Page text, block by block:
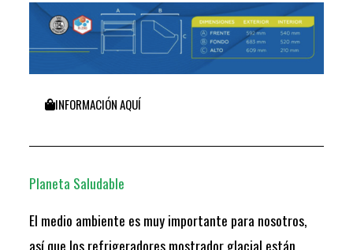
INFORMACIÓN AQUÍ
Planeta Saludable
El medio ambiente es muy importante para nosotros,
así que los refrigeradores mostrador glacial están